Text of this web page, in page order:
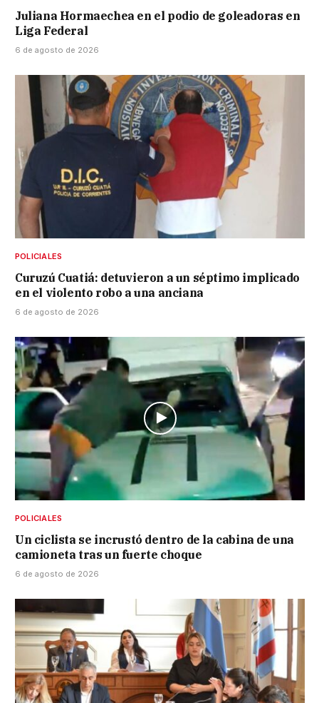
Juliana Hormaechea en el podio de goleadoras en
Liga Federal
6 de agosto de 2026
POLICIALES
Curuzú Cuatiá: detuvieron a un séptimo implicado
en el violento robo a una anciana
6 de agosto de 2026
POLICIALES
Un ciclista se incrustó dentro de la cabina de una
camioneta tras un fuerte choque
6 de agosto de 2026